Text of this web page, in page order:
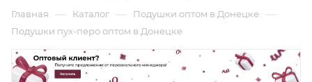
Главная — Каталог — Подушки оптом в Донецке —
Подушки пух-перо оптом в Донецке